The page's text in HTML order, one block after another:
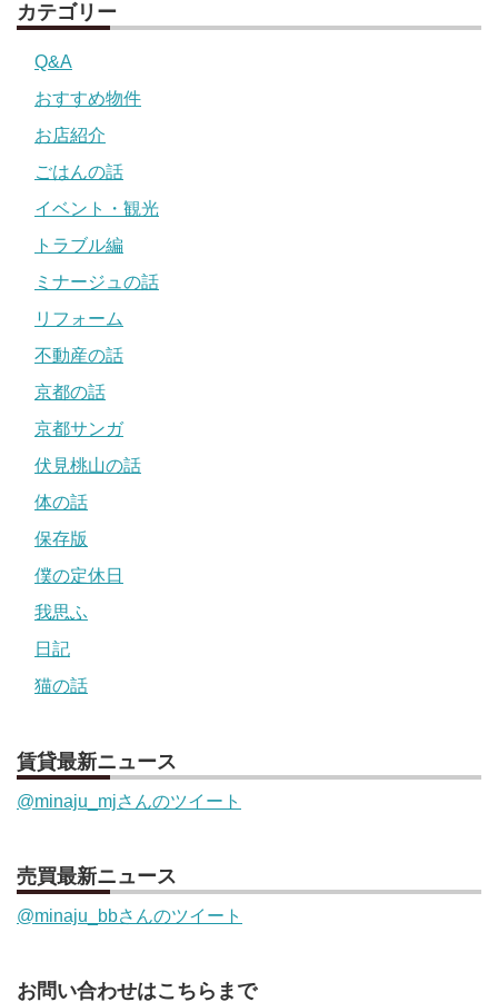
カテゴリー
Q&A
おすすめ物件
お店紹介
ごはんの話
イベント・観光
トラブル編
ミナージュの話
リフォーム
不動産の話
京都の話
京都サンガ
伏見桃山の話
体の話
保存版
僕の定休日
我思ふ
日記
猫の話
賃貸最新ニュース
@minaju_mjさんのツイート
売買最新ニュース
@minaju_bbさんのツイート
お問い合わせはこちらまで